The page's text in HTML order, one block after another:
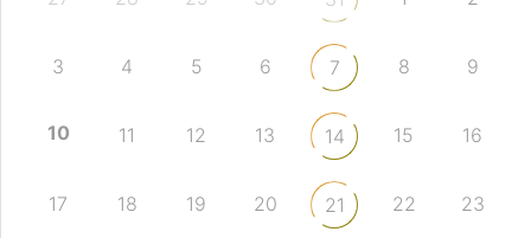
3 4 5 6 7 8 9
10 11 12 13 14 15 16
17 18 19 20 21 22 23